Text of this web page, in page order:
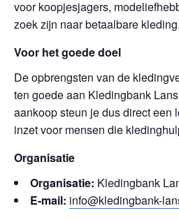
voor koopjesjagers,
zoek zijn naar betaalbare kleding.
Voor het goede doel
De opbrengsten van de
ten goede aan Kledingbank
aankoop steun je dus direct een
inzet voor mensen die
Organisatie
Organisatie: Kledingbank
E-mail: info@kledingbank-